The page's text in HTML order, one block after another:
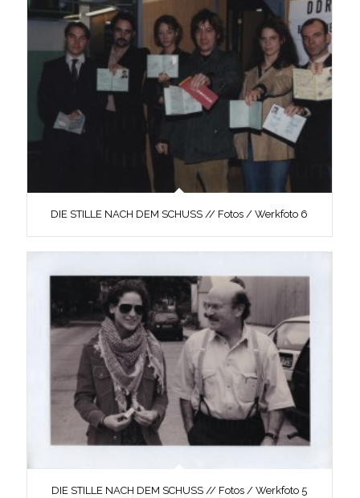
DIE STILLE NACH DEM SCHUSS // Fotos / Werkfoto 6
DIE STILLE NACH DEM SCHUSS // Fotos / Werkfoto 5